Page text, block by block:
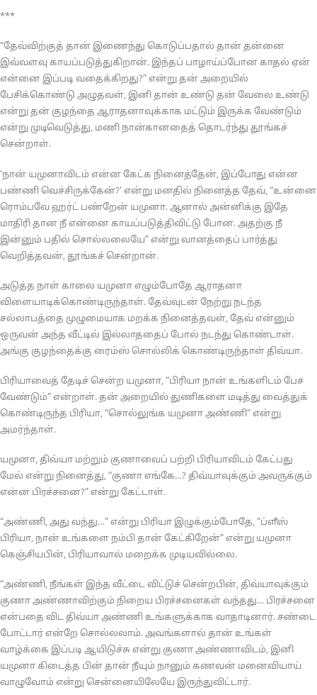
***
“தேவ்விற்குத் தான் இணைந்து கொடுப்பதால் தான் தன்னை
இவ்வளவு காயப்படுத்துகிறான். இந்தப் பாழாய்ப்போன காதல் ஏன்
என்னை இப்படி வதைக்கிறது?” என்று தன் அறையில்
பேசிக்கொண்டு அழுதவள், இனி தான் உண்டு தன் வேலை உண்டு
என்று தன் குழந்தை ஆராதனாவுக்காக மட்டும் இருக்க வேண்டும்
என்று முடிவெடுத்து, மணி நான்கானதைத் தொடர்ந்து தூங்கச்
சென்றாள்.
‘நான் யமுனாவிடம் என்ன கேட்க நினைத்தேன், இப்போது என்ன
பண்ணி வெச்சிருக்கேன்?’ என்று மனதில் நினைத்த தேவ், “உன்னை
ரொம்பவே ஹர்ட் பண்றேன் யமுனா. ஆனால் அன்னிக்கு இதே
மாதிரி தான நீ என்னை காயப்படுத்திவிட்டு போன. அதற்கு நீ
இன்னும் பதில் சொல்லலையே” என்று வானத்தைப் பார்த்து
வெறித்தவன், தூங்கச் சென்றான்.
அடுத்த நாள் காலை யமுனா எழும்போதே ஆராதனா
விளையாடிக்கொண்டிருந்தாள். தேவ்வுடன் நேற்று நடந்த
சல்லாபத்தை முழுமையாக மறக்க நினைத்தவள், தேவ் என்னும்
ஒருவன் அந்த வீட்டில் இல்லாததைப் போல் நடந்து கொண்டாள்.
அங்கு குழந்தைக்கு ரைம்ஸ் சொல்லிக் கொண்டிருந்தாள் திவ்யா.
பிரியாவைத் தேடிச் சென்ற யமுனா, “பிரியா நான் உங்களிடம் பேச
வேண்டும்” என்றாள். தன் அறையில் துணிகளை மடித்து வைத்துக்
கொண்டிருந்த பிரியா, “சொல்லுங்க யமுனா அண்ணி” என்று
அமர்ந்தாள்.
யமுனா, திவ்யா மற்றும் குணாவைப் பற்றி பிரியாவிடம் கேட்பது
மேல் என்று நினைத்து, “குணா எங்கே…? திவ்யாவுக்கும் அவருக்கும்
என்ன பிரச்சனை?” என்று கேட்டாள்.
“அண்ணி, அது வந்து…” என்று பிரியா இழுக்கும்போதே, “ப்ளீஸ்
பிரியா, நான் உங்களை நம்பி தான் கேட்கிறேன்” என்று யமுனா
கெஞ்சியபின், பிரியாவால் மறைக்க முடியவில்லை.
“அண்ணி, நீங்கள் இந்த வீட்டை விட்டுச் சென்றபின், திவ்யாவுக்கும்
குணா அண்ணாவிற்கும் நிறைய பிரச்சனைகள் வந்தது… பிரச்சனை
என்பதை விட திவ்யா அண்ணி உங்களுக்காக வாதாடினார். சண்டை
போட்டார் என்றே சொல்லலாம். அவங்களால் தான் உங்கள்
வாழ்க்கை இப்படி ஆயிடுச்சு என்று குணா அண்ணாவிடம், இனி
யமுனா கிடைத்த பின் தான் நீயும் நானும் கணவன் மனைவியாய்
வாழுவோம் என்று சென்னையிலேயே இருந்துவிட்டார்.